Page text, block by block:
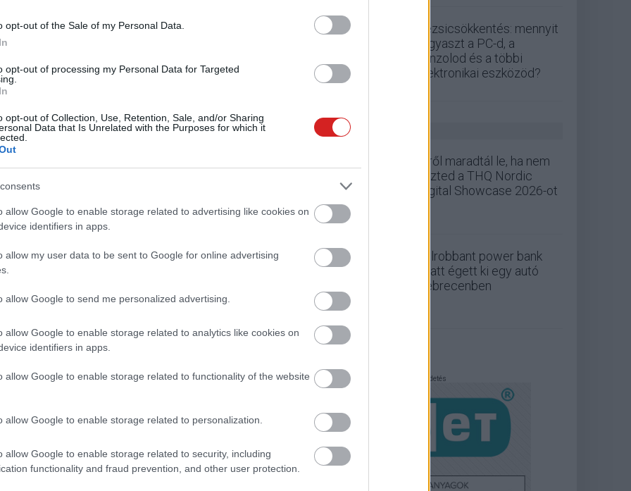
opt-out of the Sale of my Personal Data.
opt-out of processing my Personal Data for Targeted
opt-out of Collection, Use, Retention, Sale, and/or Sharing
Data that Is Unrelated with the Purposes for which it
allow Google to enable storage related to advertising like cookies on
identifiers in apps.
allow my user data to be sent to Google for online advertising
allow Google to send me personalized advertising.
allow Google to enable storage related to analytics like cookies on
identifiers in apps.
allow Google to enable storage related to functionality of the website
allow Google to enable storage related to personalization.
allow Google to enable storage related to security, including
functionality and fraud prevention, and other user protection.
Tetszik
csúnya csapdába
hogy a gyártók nagyon szeretnék utolérni azt, amit
vékony gépház, masszív alumínium felépítés,
ember nem érzi rögtön, hogy valahol fájdalmas
az, hogy ezt nem elég lemásolni. Az Apple a saját
Rezsicsökkentés: mennyit
fogyaszt a PC-d, a
konzolod és a többi
elektronikai eszközöd?
GS HÍREK
Erről maradtál le, ha nem
nézted a THQ Nordic
Digital Showcase 2026-ot
Felrobbant power bank
miatt égett ki egy autó
Debrecenben
Hirdetés